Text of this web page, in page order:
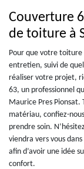
Couverture
de toiture à
Pour que votre
entretien, suivi de
réaliser votre projet,
63, un professionnel
Maurice Pres
matériau, confiez-
prendre soin.
viendra vers vous
afin d’avoir une idée
confort.